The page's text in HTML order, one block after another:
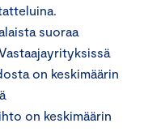
suoraa
on keskimäärin
on keskimäärin